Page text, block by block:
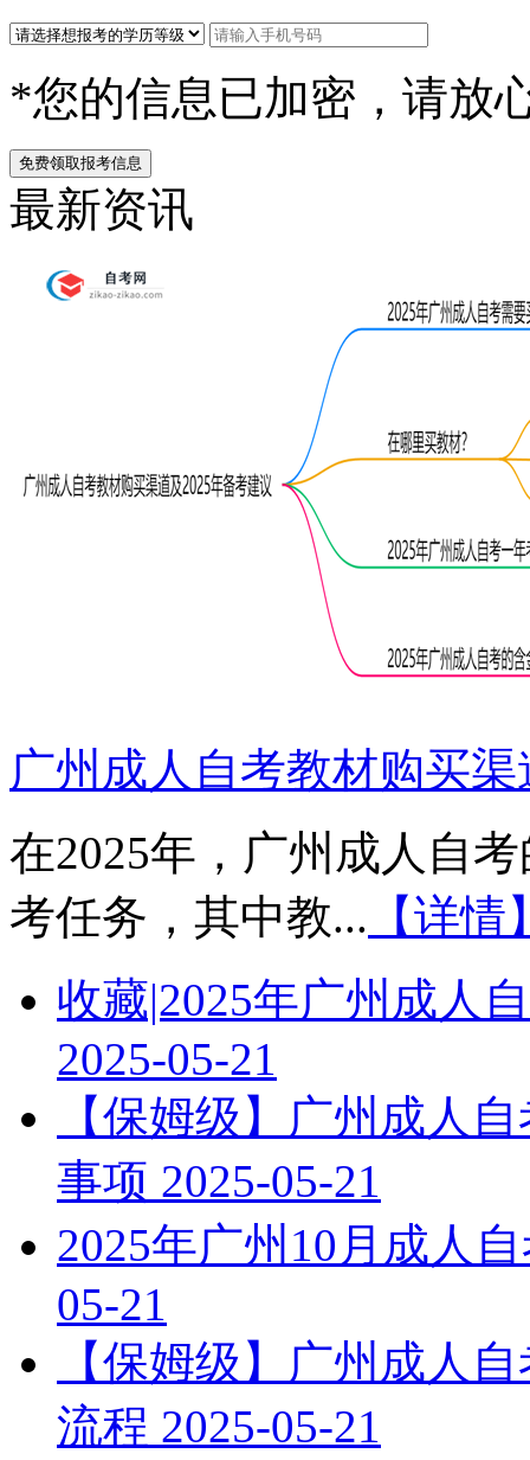
*您的信息已加密，请放
免费领取报考信息
最新资讯
广州成人自考教材购买
在2025年，广州成人自
考任务，其中教... 【详情
收藏|2025年广州成人
2025-05-21
【保姆级】广州成人
事项 2025-05-21
2025年广州10月成人
05-21
【保姆级】广州成人
流程 2025-05-21